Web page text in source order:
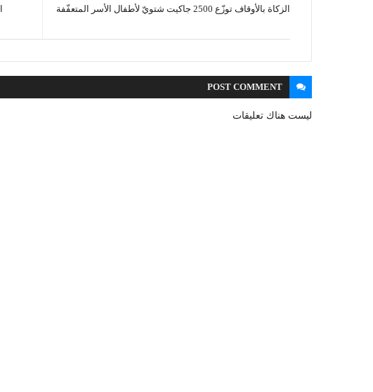
الزكاة بالأوقاف توزّع 2500 جاكيت شتويّ لأطفال الأسر المتعفّفة
POST COMMENT
ليست هناك تعليقات